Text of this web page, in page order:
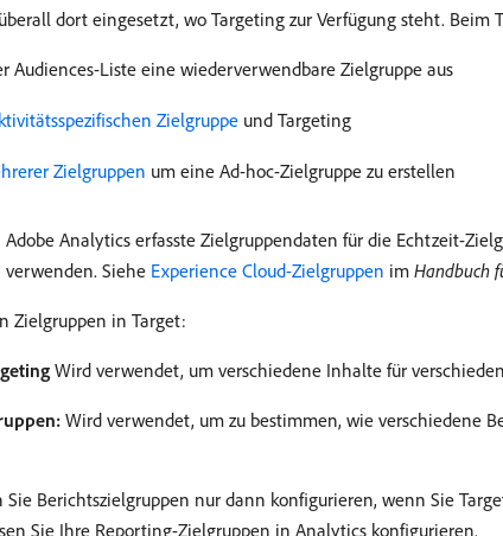
dort eingesetzt, wo Targeting zur Verfügung steht.
Audiences-Liste eine wiederverwendbare Zielgruppe aus
Zielgruppe und Targeting
Zielgruppen um eine Ad-hoc-Zielgruppe zu erstellen
Analytics erfasste Zielgruppendaten für die Echtzeit-
Siehe Experience Cloud-Zielgruppen im Handbuch
Zielgruppen in Target:
Wird verwendet, um verschiedene Inhalte für
Wird verwendet, um zu bestimmen, wie verschiedene
Sie Berichtszielgruppen nur dann konfigurieren, wenn Sie
Sie Ihre Reporting-Zielgruppen in Analytics konfigurieren.